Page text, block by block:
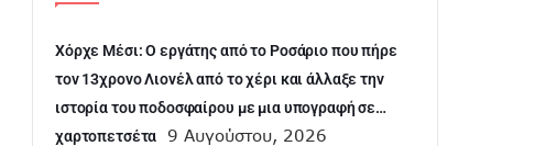
Χόρχε Μέσι: Ο εργάτης από το Ροσάριο που πήρε
τον 13χρονο Λιονέλ από το χέρι και άλλαξε την
ιστορία του ποδοσφαίρου με μια υπογραφή σε…
χαρτοπετσέτα
9 Αυγούστου, 2026